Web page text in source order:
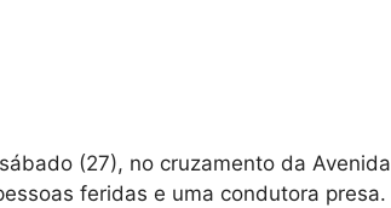
(27), no cruzamento da Avenida
feridas e uma condutora presa.